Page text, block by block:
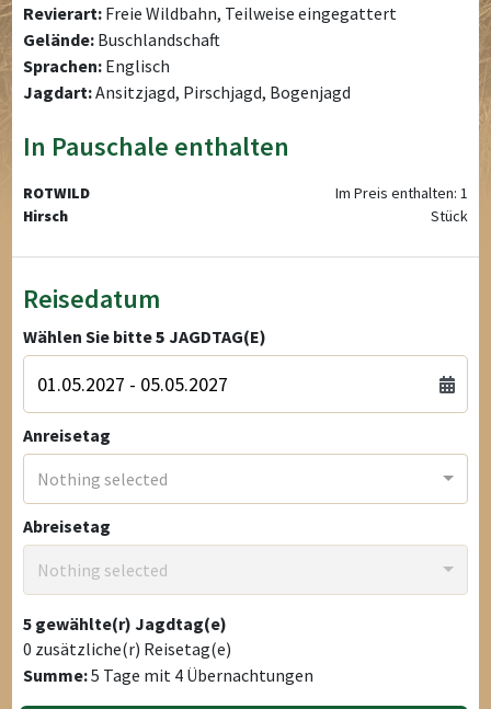
Revierart: Freie Wildbahn, Teilweise eingegattert
Gelände: Buschlandschaft
Sprachen: Englisch
Jagdart:Ansitzjagd, Pirschjagd, Bogenjagd
In Pauschale enthalten
ROTWILD
Hirsch
Im Preis enthalten: 1
Stück
Reisedatum
Wählen Sie bitte5 JAGDTAG(E)
Anreisetag
Nothing selected
Abreisetag
Nothing selected
5 gewählte(r) Jagdtag(e)
0 zusätzliche(r) Reisetag(e)
Summe:5 Tage mit 4 Übernachtungen